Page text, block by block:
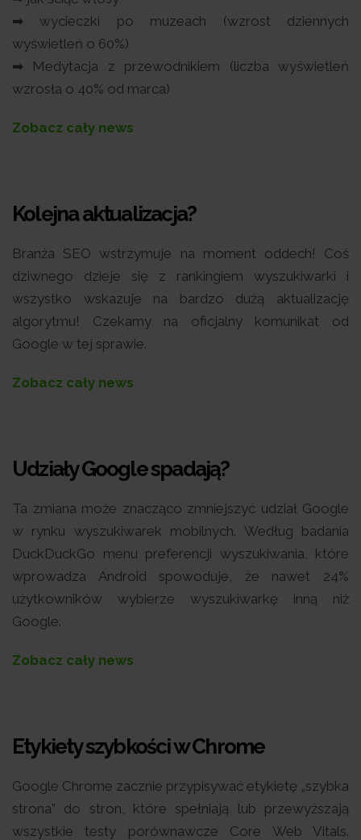
➡ wycieczki po muzeach (wzrost dziennych
wyświetleń o 60%)
➡ Medytacja z przewodnikiem (liczba wyświetleń
wzrosła o 40% od marca)
Zobacz cały news
Kolejna aktualizacja?
Branża SEO wstrzymuje na moment oddech! Coś
dziwnego dzieje się z rankingiem wyszukiwarki i
wszystko wskazuje na bardzo dużą aktualizację
algorytmu! Czekamy na oficjalny komunikat od
Google w tej sprawie.
Zobacz cały news
Udziały Google spadają?
Ta zmiana może znacząco zmniejszyć udział Google
w rynku wyszukiwarek mobilnych. Według badania
DuckDuckGo menu preferencji wyszukiwania, które
wprowadza Android spowoduje, że nawet 24%
użytkowników wybierze wyszukiwarkę inną niż
Google.
Zobacz cały news
Etykiety szybkości w Chrome
Google Chrome zacznie przypisywać etykietę „szybka
strona” do stron, które spełniają lub przewyższają
wszystkie testy porównawcze Core Web Vitals.